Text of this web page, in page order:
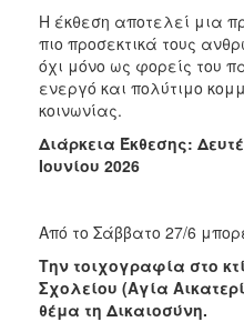
Η έκθεση αποτελεί μια
πιο προσεκτικά τους
όχι μόνο ως φορείς του
ενεργό και πολύτιμο
κοινωνίας.
Διάρκεια Έκθεσης:
Ιουνίου 2026
Από το Σάββατο 27/6
Την τοιχογραφία στο
Σχολείου (Αγία
θέμα τη Δικαιοσύνη.